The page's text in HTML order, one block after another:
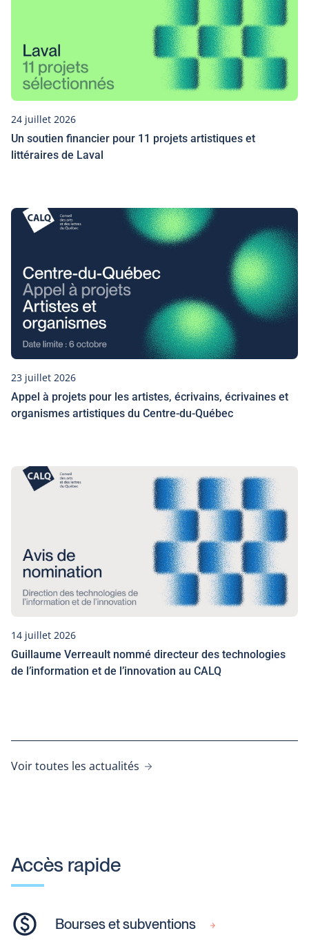
24 juillet 2026
Un soutien financier pour 11 projets artistiques et
littéraires de Laval
23 juillet 2026
Appel à projets pour les artistes, écrivains, écrivaines et
organismes artistiques du Centre-du-Québec
14 juillet 2026
Guillaume Verreault nommé directeur des technologies
de l’information et de l’innovation au CALQ
Voir toutes les actualités
Accès rapide
Bourses et subventions